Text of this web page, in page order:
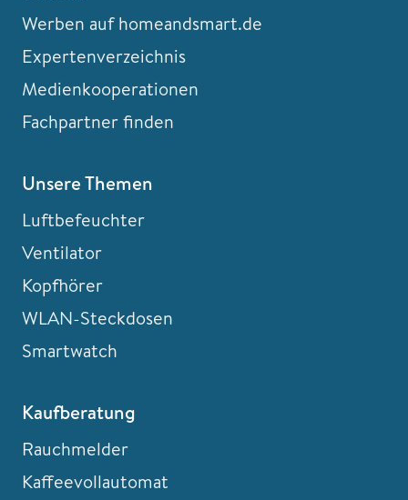
Werben auf homeandsmart.de
Expertenverzeichnis
Medienkooperationen
Fachpartner finden
Unsere Themen
Luftbefeuchter
Ventilator
Kopfhörer
WLAN-Steckdosen
Smartwatch
Kaufberatung
Rauchmelder
Kaffeevollautomat